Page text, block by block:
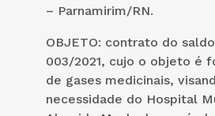
– Parnamirim/RN.
OBJETO: contrato do
003/2021, cujo o objeto é
de gases medicinais,
necessidade do Hospital